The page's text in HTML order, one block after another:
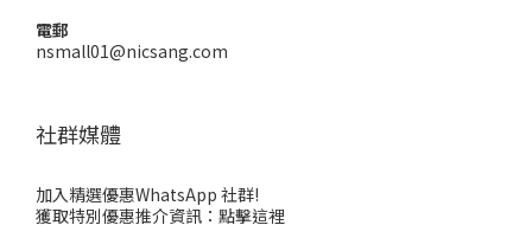
電郵
nsmall01@nicsang.com
社群媒體
加入精選優惠WhatsApp 社群!
獲取特別優惠推介資訊： 點擊這裡